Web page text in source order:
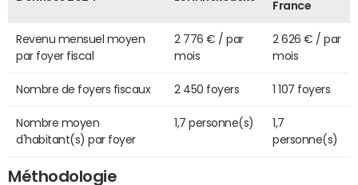
France
Revenu mensuel moyen
par foyer fiscal
2 776 € / par
mois
2 626 € / par
mois
Nombre de foyers fiscaux 2 450 foyers 1 107 foyers
Nombre moyen
d'habitant(s) par foyer
1,7 personne(s)
1,7
personne(s)
Méthodologie